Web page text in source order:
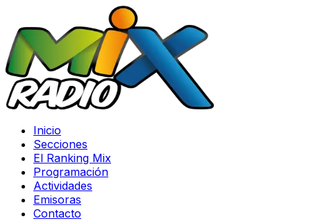
Inicio
Secciones
El Ranking Mix
Programación
Actividades
Emisoras
Contacto